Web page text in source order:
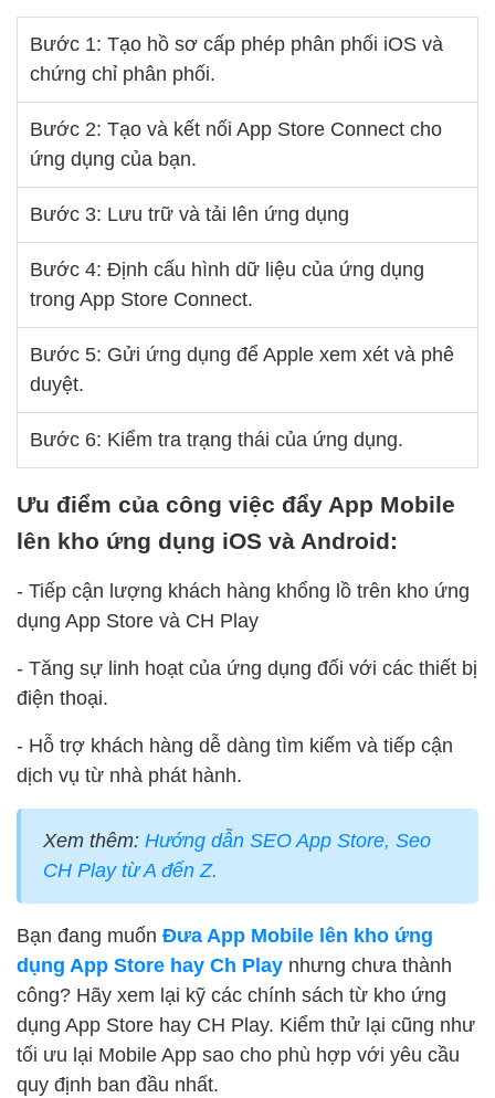
Bước 1: Tạo hồ sơ cấp phép phân phối iOS và
chứng chỉ phân phối.
Bước 2: Tạo và kết nối App Store Connect cho
ứng dụng của bạn.
Bước 3: Lưu trữ và tải lên ứng dụng
Bước 4: Định cấu hình dữ liệu của ứng dụng
trong App Store Connect.
Bước 5: Gửi ứng dụng để Apple xem xét và phê
duyệt.
Bước 6: Kiểm tra trạng thái của ứng dụng.
Ưu điểm của công việc đẩy App Mobile
lên kho ứng dụng iOS và Android:
- Tiếp cận lượng khách hàng khổng lồ trên kho ứng
dụng App Store và CH Play
- Tăng sự linh hoạt của ứng dụng đối với các thiết bị
điện thoại.
- Hỗ trợ khách hàng dễ dàng tìm kiếm và tiếp cận
dịch vụ từ nhà phát hành.
Xem thêm: Hướng dẫn SEO App Store, Seo
CH Play từ A đến Z.
Bạn đang muốn Đưa App Mobile lên kho ứng
dụng App Store hay Ch Play nhưng chưa thành
công? Hãy xem lại kỹ các chính sách từ kho ứng
dụng App Store hay CH Play. Kiểm thử lại cũng như
tối ưu lại Mobile App sao cho phù hợp với yêu cầu
quy định ban đầu nhất.